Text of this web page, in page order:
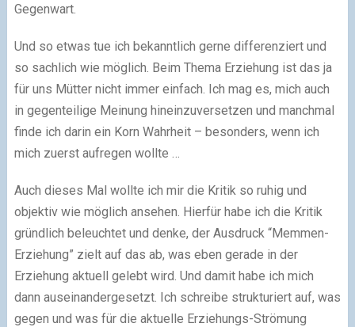
Gegenwart.
Und so etwas tue ich bekanntlich gerne differenziert und
so sachlich wie möglich. Beim Thema Erziehung ist das ja
für uns Mütter nicht immer einfach. Ich mag es, mich auch
in gegenteilige Meinung hineinzuversetzen und manchmal
finde ich darin ein Korn Wahrheit – besonders, wenn ich
mich zuerst aufregen wollte …
Auch dieses Mal wollte ich mir die Kritik so ruhig und
objektiv wie möglich ansehen. Hierfür habe ich die Kritik
gründlich beleuchtet und denke, der Ausdruck “Memmen-
Erziehung” zielt auf das ab, was eben gerade in der
Erziehung aktuell gelebt wird. Und damit habe ich mich
dann auseinandergesetzt. Ich schreibe strukturiert auf, was
gegen und was für die aktuelle Erziehungs-Strömung